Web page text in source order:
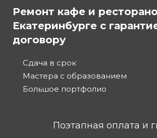
Ремонт кафе и
Екатеринбурге с
договору
Сдача в срок
Мастера с образованием
Большое портфолио
Поэтапная оплата и